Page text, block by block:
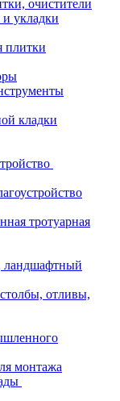
очистители
укладки
плитки
кладки
тротуарная
ландшафтный
отливы,
монтажа